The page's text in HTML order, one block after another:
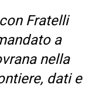
Fratelli
a
nella
dati e